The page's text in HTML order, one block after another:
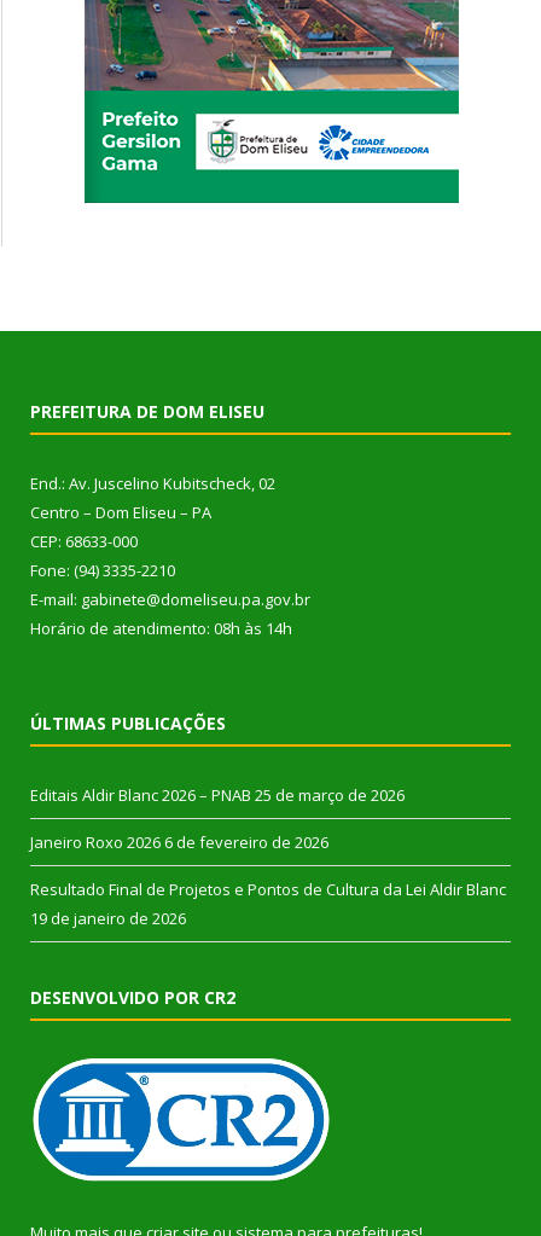
PREFEITURA DE DOM ELISEU
End.: Av. Juscelino Kubitscheck, 02
Centro – Dom Eliseu – PA
CEP: 68633-000
Fone: (94) 3335-2210
E-mail: gabinete@domeliseu.pa.gov.br
Horário de atendimento: 08h às 14h
ÚLTIMAS PUBLICAÇÕES
Editais Aldir Blanc 2026 – PNAB 25 de março de 2026
Janeiro Roxo 2026 6 de fevereiro de 2026
Resultado Final de Projetos e Pontos de Cultura da Lei Aldir Blanc
19 de janeiro de 2026
DESENVOLVIDO POR CR2